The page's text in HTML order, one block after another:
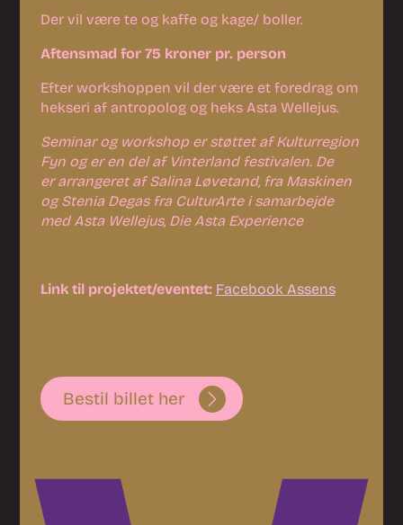
Der vil være te og kaffe og kage/ boller.
Aftensmad for 75 kroner pr. person
Efter workshoppen vil der være et foredrag om
hekseri af antropolog og heks Asta Wellejus.
Seminar og workshop er støttet af Kulturregion
Fyn og er en del af Vinterland festivalen. De
er arrangeret af Salina Løvetand, fra Maskinen
og Stenia Degas fra CulturArte i samarbejde
med Asta Wellejus, Die Asta Experience
Link til projektet/eventet: Facebook Assens
Bestil billet her